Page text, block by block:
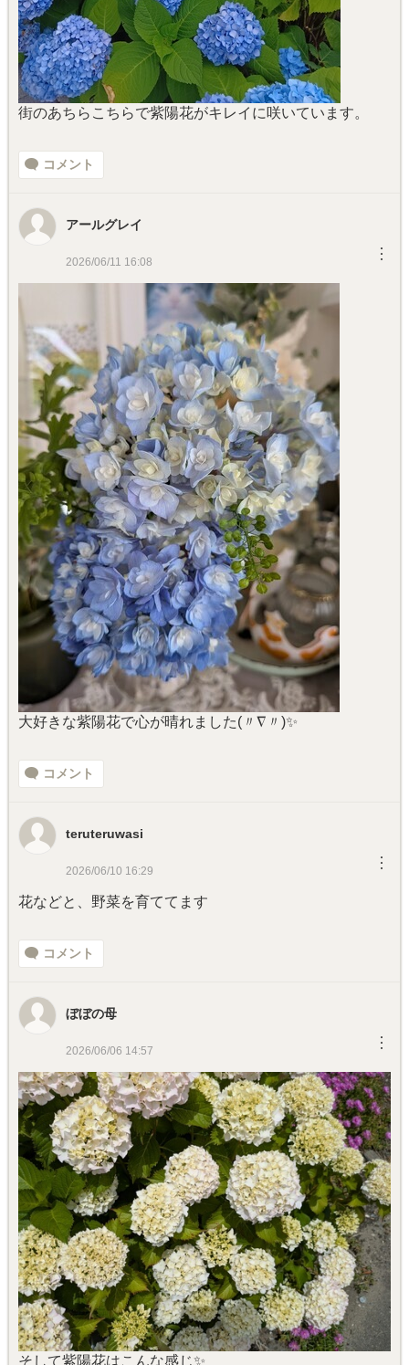
街のあちらこちらで紫陽花がキレイに咲いています。
コメント
アールグレイ
2026/06/11 16:08 ︙
大好きな紫陽花で心が晴れました(〃∇〃)✨️
コメント
teruteruwasi
2026/06/10 16:29 ︙
花などと、野菜を育ててます
コメント
ぼぼの母
2026/06/06 14:57 ︙
そして紫陽花はこんな感じ✨